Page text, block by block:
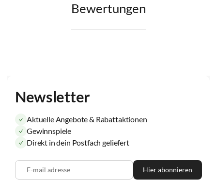
Bewertungen
Newsletter
Aktuelle Angebote & Rabattaktionen
Gewinnspiele
Direkt in dein Postfach geliefert
E-mail adresse Hier abonnieren